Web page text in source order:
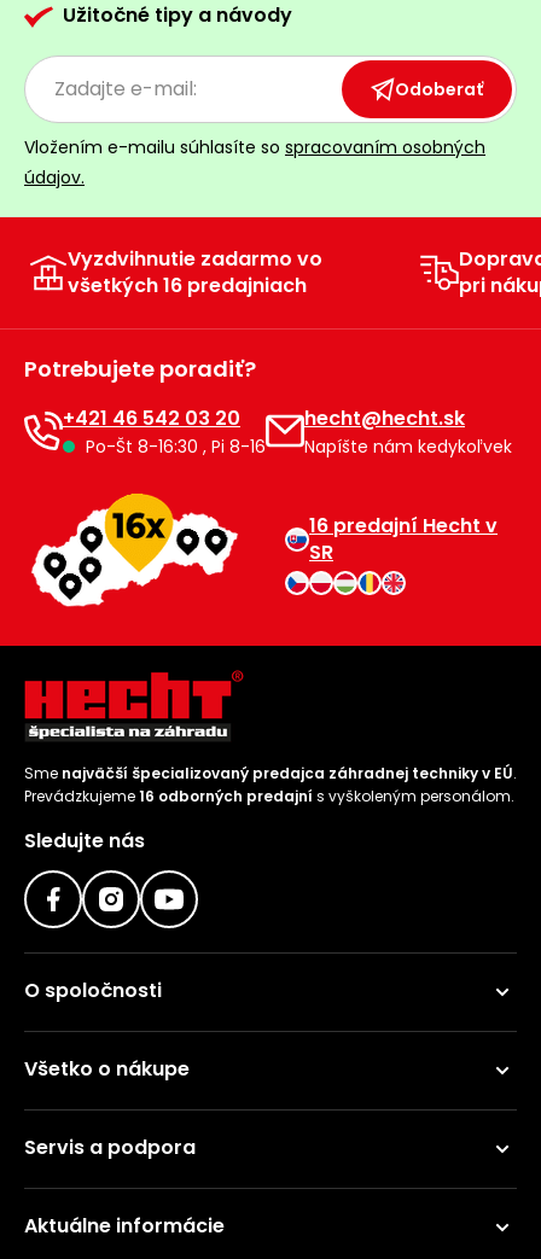
Užitočné tipy a návody
Odoberať
Vložením e-mailu súhlasíte so spracovaním osobných
údajov.
Vyzdvihnutie zadarmo vo
všetkých 16 predajniach
pri
Potrebujete poradiť?
+421 46 542 03 20
Po-Št 8-16:30 , Pi 8-16
hecht@hecht.sk
Napíšte nám kedykoľvek
16 predajní Hecht v
SR
Sme najväčší špecializovaný predajca záhradnej techniky v EÚ.
Prevádzkujeme16 odborných predajní s vyškoleným personálom.
Sledujte nás
O spoločnosti
Všetko o nákupe
Servis a podpora
Aktuálne informácie